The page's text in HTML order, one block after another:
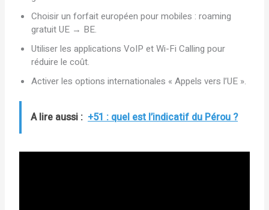
Choisir un forfait européen pour mobiles : roaming
gratuit UE → BE.
Utiliser les applications VoIP et Wi-Fi Calling pour
réduire le coût.
Activer les options internationales « Appels vers l’UE ».
A lire aussi : +51 : quel est l’indicatif du Pérou ?